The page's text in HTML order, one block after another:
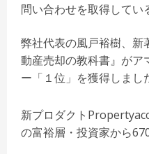
問い合わせを取得してい
弊社代表の風戸裕樹、新
動産売却の教科書』がア
ー「１位」を獲得しまし
新プロダクト
の富裕層・投資家から